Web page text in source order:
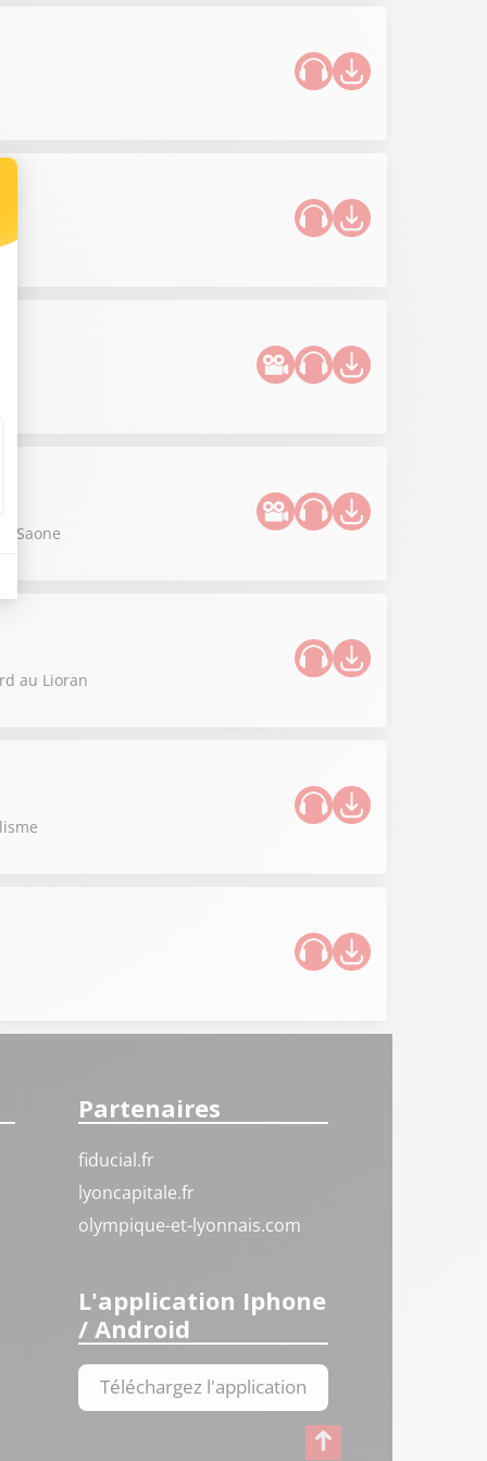
Saone
au Lioran
Partenaires
fiducial.fr
lyoncapitale.fr
olympique-et-lyonnais.com
L'application Iphone
/ Android
Téléchargez l'application